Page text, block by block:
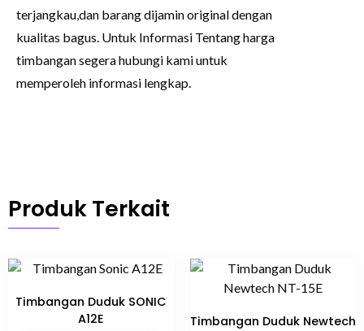
terjangkau,dan barang dijamin original dengan
kualitas bagus. Untuk Informasi Tentang harga
timbangan segera hubungi kami untuk
memperoleh informasi lengkap.
Produk Terkait
Timbangan Duduk SONIC
A12E
Timbangan Duduk Newtech